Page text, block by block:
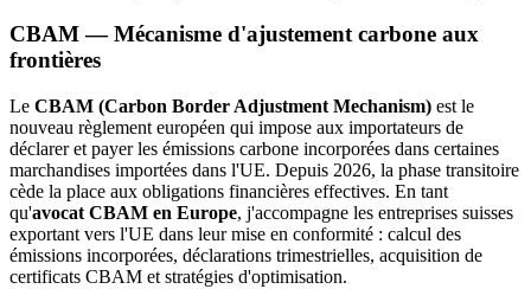
CBAM — Mécanisme d'ajustement carbone aux
frontières
Le CBAM (Carbon Border Adjustment Mechanism) est le
nouveau règlement européen qui impose aux importateurs de
déclarer et payer les émissions carbone incorporées dans certaines
marchandises importées dans l'UE. Depuis 2026, la phase transitoire
cède la place aux obligations financières effectives. En tant
qu'avocat CBAM en Europe, j'accompagne les entreprises suisses
exportant vers l'UE dans leur mise en conformité : calcul des
émissions incorporées, déclarations trimestrielles, acquisition de
certificats CBAM et stratégies d'optimisation.